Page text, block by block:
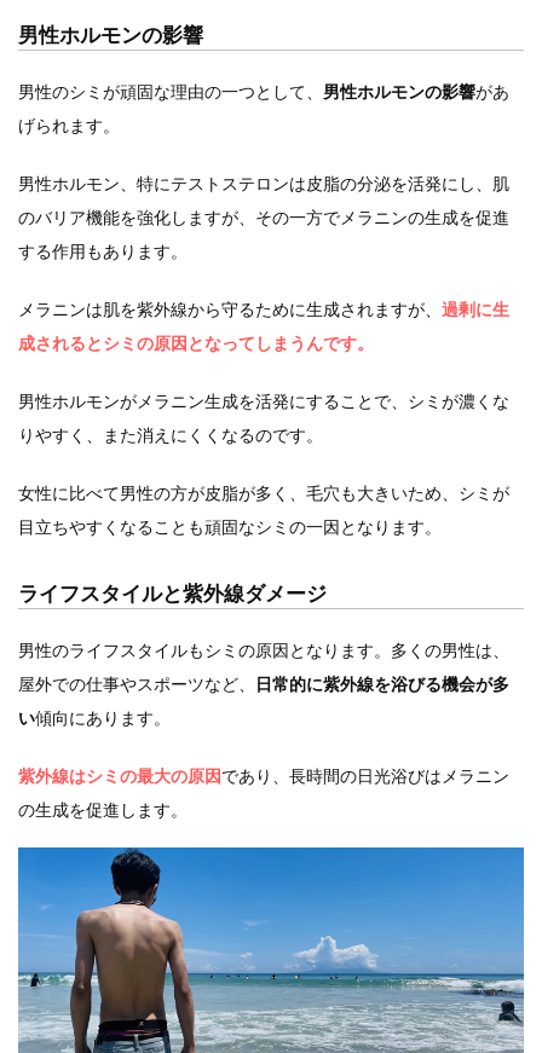
男性ホルモンの影響
男性のシミが頑固な理由の一つとして、 男性ホルモンの影響があ
げられます。
男性ホルモン、特にテストステロンは皮脂の分泌を活発にし、肌
のバリア機能を強化しますが、その一方でメラニンの生成を促進
する作用もあります。
メラニンは肌を紫外線から守るために生成されますが、 過剰に生
成されるとシミの原因となってしまうんです。
男性ホルモンがメラニン生成を活発にすることで、シミが濃くな
りやすく、また消えにくくなるのです。
女性に比べて男性の方が皮脂が多く、毛穴も大きいため、シミが
目立ちやすくなることも頑固なシミの一因となります。
ライフスタイルと紫外線ダメージ
男性のライフスタイルもシミの原因となります。多くの男性は、
屋外での仕事やスポーツなど、
日常的に紫外線を浴びる機会が多
い傾向にあります。
紫外線はシミの最大の原因であり、長時間の日光浴びはメラニン
の生成を促進します。